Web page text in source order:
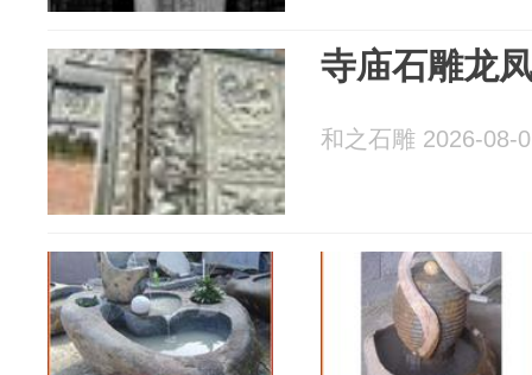
寺庙石雕龙
和之石雕 2026-08-